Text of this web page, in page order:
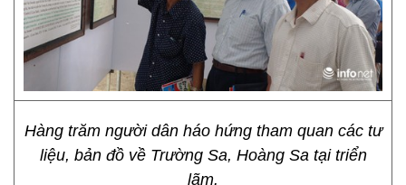
Hàng trăm người dân háo hứng tham quan các tư
liệu, bản đồ về Trường Sa, Hoàng Sa tại triển
lãm.